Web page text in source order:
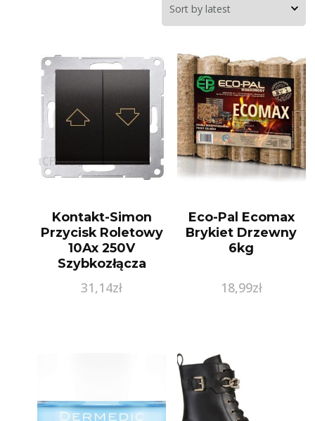
Kontakt-Simon
Przycisk Roletowy
10Ax 250V
Szybkozłącza
31,14zł
Eco-Pal Ecomax
Brykiet Drzewny
6kg
18,99zł